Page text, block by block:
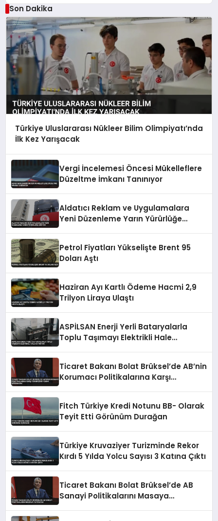
Son Dakika
Türkiye Uluslararası Nükleer Bilim Olimpiyatı’nda
İlk Kez Yarışacak
Vergi İncelemesi Öncesi Mükelleflere
Düzeltme İmkanı Tanınıyor
Aldatıcı Reklam ve Uygulamalara
Yeni Düzenleme Yarın Yürürlüğe
Petrol Fiyatları Yükselişte Brent 95
Doları Aştı
Haziran Ayı Kartlı Ödeme Hacmi 2,9
Trilyon Liraya Ulaştı
ASPİLSAN Enerji Yerli Bataryalarla
Toplu Taşımayı Elektrikli Hale
Ticaret Bakanı Bolat Brüksel’de AB’nin
Korumacı Politikalarına Karşı
Fitch Türkiye Kredi Notunu BB- Olarak
Teyit Etti Görünüm Durağan
Türkiye Kruvaziyer Turizminde Rekor
Kırdı 5 Yılda Yolcu Sayısı 3 Katına Çıktı
Ticaret Bakanı Bolat Brüksel’de AB
Sanayi Politikalarını Masaya